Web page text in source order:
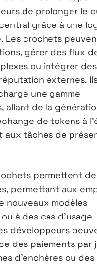
de prolonger le
grâce à une
Les crochets
gérer des flux
ou intégrer des
externes. Ils
une gamme
allant de la
de tokens à
aux tâches de
permettent
permettant aux
nouveaux modèles
à des cas d’usage
développeurs
des paiements par
d’enchères ou des